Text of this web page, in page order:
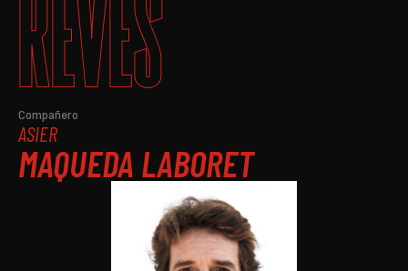
REVÉS
Compañero
ASIER
MAQUEDA LABORET